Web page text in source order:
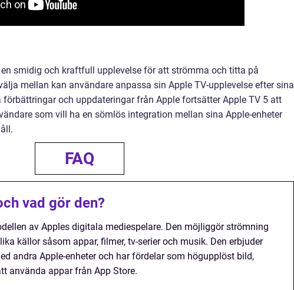
smidig och kraftfull upplevelse för att strömma och titta på
mellan kan användare anpassa sin Apple TV-upplevelse efter sina
och uppdateringar från Apple fortsätter Apple TV 5 att
som vill ha en sömlös integration mellan sina Apple-enheter
FAQ
vad gör den?
av Apples digitala mediespelare. Den möjliggör strömning
källor såsom appar, filmer, tv-serier och musik. Den erbjuder
andra Apple-enheter och har fördelar som högupplöst bild,
använda appar från App Store.